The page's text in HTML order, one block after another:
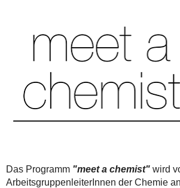
Das Programm "meet a chemist"wird
ArbeitsgruppenleiterInnen der Chemie